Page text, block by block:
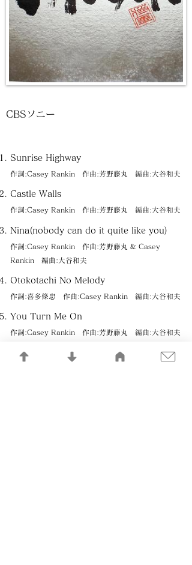
Sunrise Highway
作詞:Casey Rankin 作曲:芳野藤丸 編曲:大谷和夫
Castle Walls
作詞:Casey Rankin 作曲:芳野藤丸 編曲:大谷和夫
Nina(nobody can do it quite like you)
作詞:Casey Rankin 作曲:芳野藤丸 & Casey
Rankin 編曲:大谷和夫
Otokotachi No Melody
作詞:喜多條忠 作曲:Casey Rankin 編曲:大谷和夫
You Turn Me On
作詞:Casey Rankin 作曲:芳野藤丸 編曲:大谷和夫
Silently She Said
CBSソニー